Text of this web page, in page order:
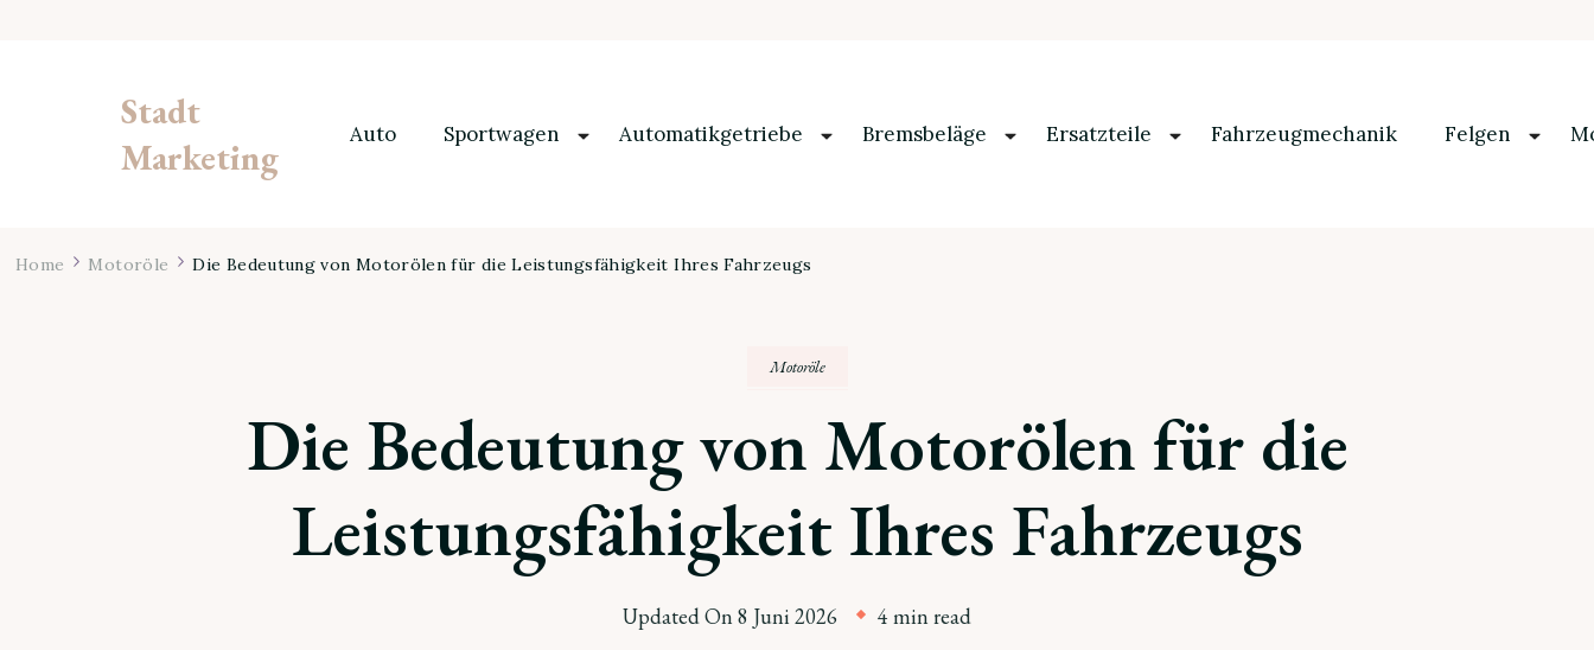
Stadt
Marketing
Auto Sportwagen Automatikgetriebe Bremsbeläge Ersatzteile Fahrzeugmechanik Felgen
Home Motoröle Die Bedeutung von Motorölen für die Leistungsfähigkeit Ihres Fahrzeugs
Motoröle
Die Bedeutung von Motorölen für die
Leistungsfähigkeit Ihres Fahrzeugs
Updated On8 Juni 2026 4 min read